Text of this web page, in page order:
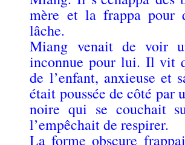
mère et la frappa pour
lâche.
Miang venait de voir
inconnue pour lui. Il vit
de l’enfant, anxieuse et
était poussée de côté par
noire qui se couchait
l’empêchait de respirer.
La forme obscure